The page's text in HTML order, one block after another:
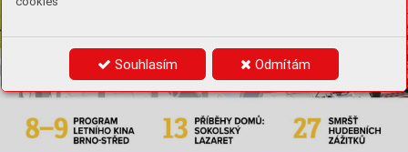
Souhlasím Odmítám